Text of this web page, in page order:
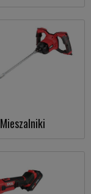
Mieszalniki